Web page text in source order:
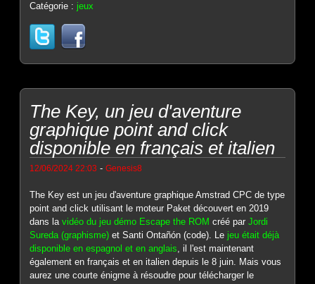
Catégorie :jeux
The Key, un jeu d'aventure
graphique point and click
disponible en français et italien
12/06/2024 22:03 -Genesis8
The Key est un jeu d'aventure graphique Amstrad CPC de type
point and click utilisant le moteur Paket découvert en 2019
dans lavidéo du jeu démo Escape the ROM créé parJordi
Sureda (graphisme) et Santi Ontañón (code). Lejeu était déjà
disponible en espagnol et en anglais, il l'est maintenant
également en français et en italien depuis le 8 juin. Mais vous
aurez une courte énigme à résoudre pour télécharger le